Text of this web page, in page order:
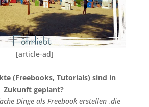
[article-ad]
(Freebooks, Tutorials) sind in
Zukunft geplant?
Dinge als Freebook erstellen ,die